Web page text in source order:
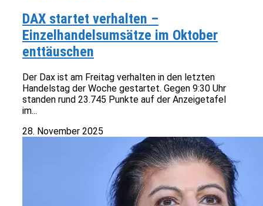
DAX startet verhalten –
Einzelhandelsumsätze im Oktober
enttäuschen
Der Dax ist am Freitag verhalten in den letzten
Handelstag der Woche gestartet. Gegen 9:30 Uhr
standen rund 23.745 Punkte auf der Anzeigetafel
im...
28. November 2025